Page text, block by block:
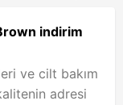
indirim
ve cilt bakım
adresi